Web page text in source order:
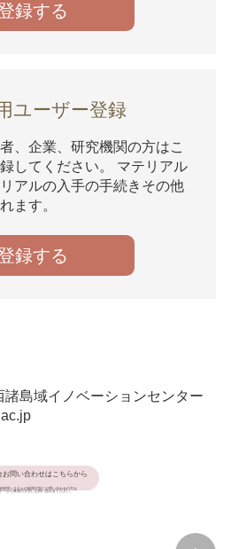
録する
ユーザー登録
、企業、研究機関の方はこ
してください。 マテリアル
アルの入手の手続きその他
ます。
録する
島域イノベーションセンター
お問い合わせはこちらから
管理システムの利用大学にお問い合わせの方は
ーから希望の大学にお問い合わせください。